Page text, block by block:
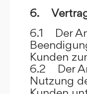
6.
6.1 Der
Kunden
6.2 Der
Nutzung